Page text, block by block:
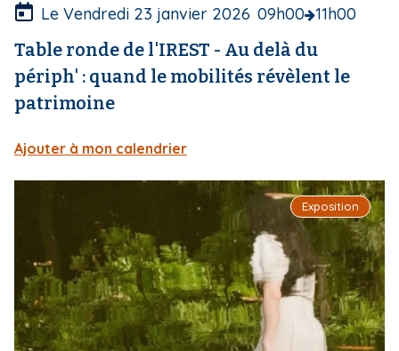
e
Le Vendredi 23 janvier 2026 09h00 11h00
Table ronde de l'IREST - Au delà du
périph' : quand le mobilités révèlent le
patrimoine
Ajouter à mon calendrier
Exposition
d
e
c